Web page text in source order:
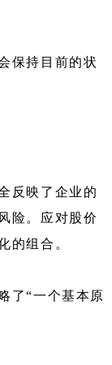
保持目前的状
反映了企业的
险。应对股价
的组合。
了“一个基本原